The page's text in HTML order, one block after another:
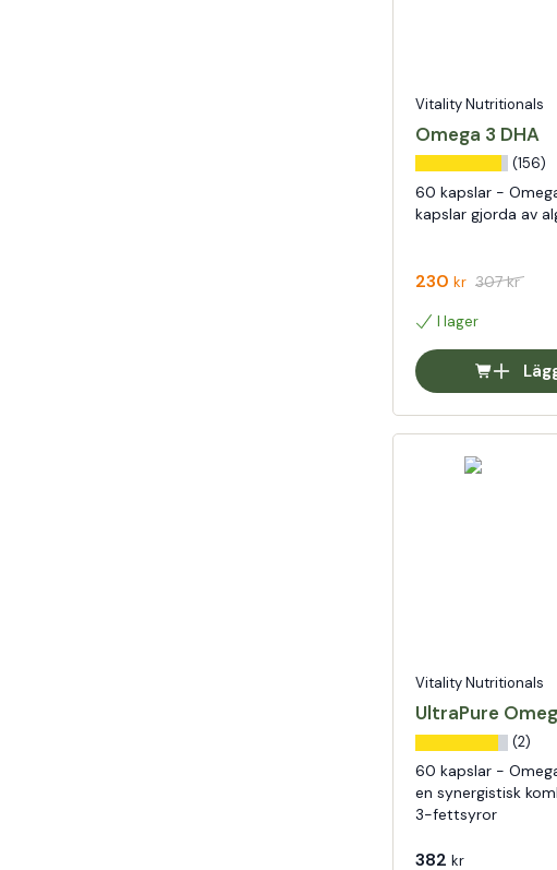
Vitality Nutritionals
Omega 3 DHA
(156)
60 kapslar -
kapslar gjorda av
230 kr 307kr
I lager
Vitality Nutritionals
UltraPure
(2)
60 kapslar -
en synergistisk
3-fettsyror
382 kr